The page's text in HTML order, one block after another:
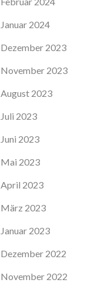
Januar 2024
Dezember 2023
November 2023
August 2023
Juli 2023
Juni 2023
Mai 2023
April 2023
März 2023
Januar 2023
Dezember 2022
November 2022